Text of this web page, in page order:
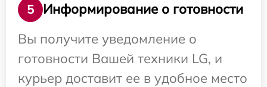
5
Информирование о готовности
Вы получите уведомление о
готовности Вашей техники LG, и
курьер доставит ее в удобное место